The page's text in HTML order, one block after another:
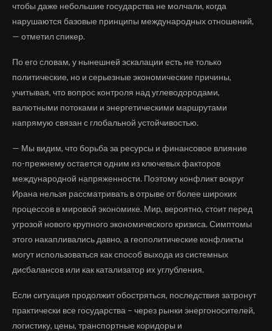
чтобы даже небольшие государства не молчали, когда
нарушаются базовые принципы международных отношений,
— отметил спикер.
По его словам, у нынешней эскалации есть не только
политические, но и серьезные экономические причины,
учитывая, что вопрос контроля над углеводородами,
валютными потоками и энергетическими маршрутами
напрямую связан с глобальной устойчивостью.
— Мы видим, что борьба за ресурсы и финансовое влияние
по-прежнему остается одним из ключевых факторов
международной напряженности. Поэтому конфликт вокруг
Ирана нельзя рассматривать в отрыве от более широких
процессов в мировой экономике. Мир, вероятно, стоит перед
угрозой нового крупного экономического кризиса. Симптомы
этого накапливались давно, а геополитические конфликты
могут использоваться как способ выхода из системных
дисбалансов или как катализатор их углубления.
Если ситуация продолжит обостряться, последствия затронут
практически все государства – через рынки энергоносителей,
логистику, цены, транспортные коридоры и